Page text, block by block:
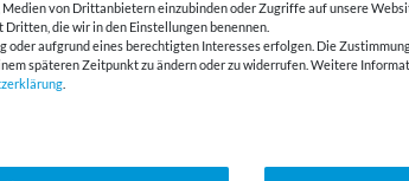
BEWERTUNGEN
Medien von Drittanbietern einzubinden oder Zugriffe auf unsere
die wir in den Einstellungen benennen.
aufgrund eines berechtigten Interesses erfolgen. Die
späteren Zeitpunkt zu ändern oder zu widerrufen. Weitere